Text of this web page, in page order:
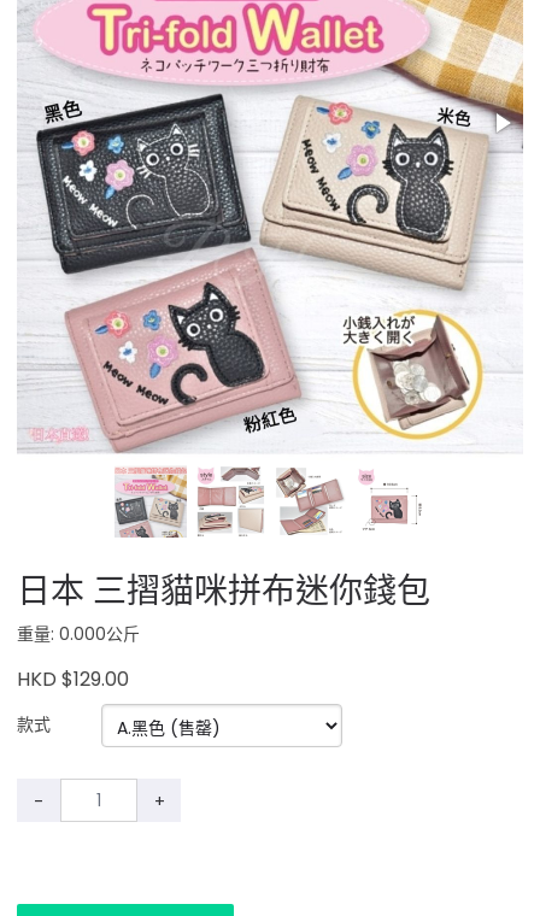
日本 三摺貓咪拼布迷你錢包
重量: 0.000公斤
HKD $129.00
款式
- +